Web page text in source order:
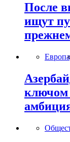
После
ищут
ключом